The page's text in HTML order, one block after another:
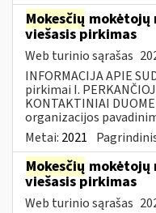
Mokesčių mokėtojų
viešasis pirkimas
Web turinio sąrašas
INFORMACIJA APIE
pirkimai I.
KONTAKTINIAI
organizacijos
Metai: 2021
Mokesčių mokėtojų
viešasis pirkimas
Web turinio sąrašas